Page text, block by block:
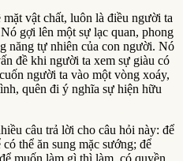
vật chất, luôn là điều người ta
gợi lên một sự lạc quan, phong
năng tự nhiên của con người. Nó
đề khi người ta xem sự giàu có
người ta vào một vòng xoáy,
quên đi ý nghĩa sự hiện hữu
câu trả lời cho câu hỏi này: để
thể ăn sung mặc sướng; để
muốn làm gì thì làm, có quyền